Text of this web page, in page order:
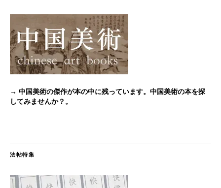
→ 中国美術の傑作が本の中に残っています。中国美術の本を探
してみませんか？。
法帖特集